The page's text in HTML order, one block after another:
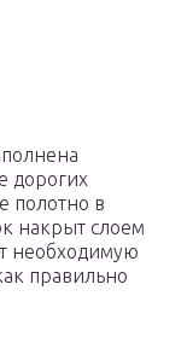
дорогих
полотно в
накрыт слоем
необходимую
правильно